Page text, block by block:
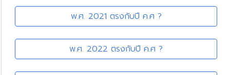
พ.ศ. 2021 ตรงกับปี ค.ศ ?
พ.ศ. 2022 ตรงกับปี ค.ศ ?